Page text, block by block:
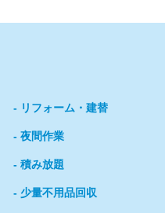
リフォーム・建替
夜間作業
積み放題
少量不用品回収